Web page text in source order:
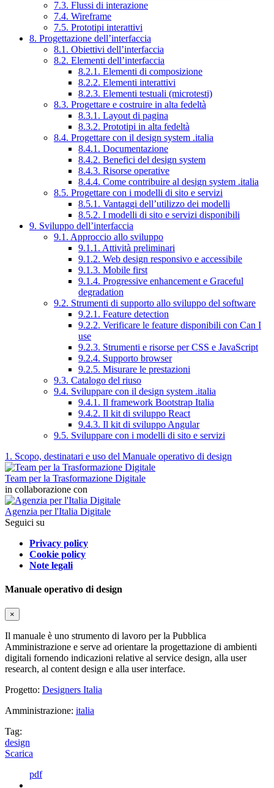
7.3. Flussi di interazione
7.4. Wireframe
7.5. Prototipi interattivi
8. Progettazione dell’interfaccia
8.1. Obiettivi dell’interfaccia
8.2. Elementi dell’interfaccia
8.2.1. Elementi di composizione
8.2.2. Elementi interattivi
8.2.3. Elementi testuali (microtesti)
8.3. Progettare e costruire in alta fedeltà
8.3.1. Layout di pagina
8.3.2. Prototipi in alta fedeltà
8.4. Progettare con il design system .italia
8.4.1. Documentazione
8.4.2. Benefici del design system
8.4.3. Risorse operative
8.4.4. Come contribuire al design system .italia
8.5. Progettare con i modelli di sito e servizi
8.5.1. Vantaggi dell’utilizzo dei modelli
8.5.2. I modelli di sito e servizi disponibili
9. Sviluppo dell’interfaccia
9.1. Approccio allo sviluppo
9.1.1. Attività preliminari
9.1.2. Web design responsivo e accessibile
9.1.3. Mobile first
9.1.4. Progressive enhancement e Graceful
degradation
9.2. Strumenti di supporto allo sviluppo del software
9.2.1. Feature detection
9.2.2. Verificare le feature disponibili con Can I
use
9.2.3. Strumenti e risorse per CSS e JavaScript
9.2.4. Supporto browser
9.2.5. Misurare le prestazioni
9.3. Catalogo del riuso
9.4. Sviluppare con il design system .italia
9.4.1. Il framework Bootstrap Italia
9.4.2. Il kit di sviluppo React
9.4.3. Il kit di sviluppo Angular
9.5. Sviluppare con i modelli di sito e servizi
1. Scopo, destinatari e uso del Manuale operativo di design
Team per la Trasformazione Digitale
in collaborazione con
Agenzia per l'Italia Digitale
Seguici su
Privacy policy
Cookie policy
Note legali
Manuale operativo di design
×
Il manuale è uno strumento di lavoro per la Pubblica
Amministrazione e serve ad orientare la progettazione di ambienti
digitali fornendo indicazioni relative al service design, alla user
research, al content design e alla user interface.
Progetto: Designers Italia
Amministrazione: italia
Tag:
design
Scarica
pdf